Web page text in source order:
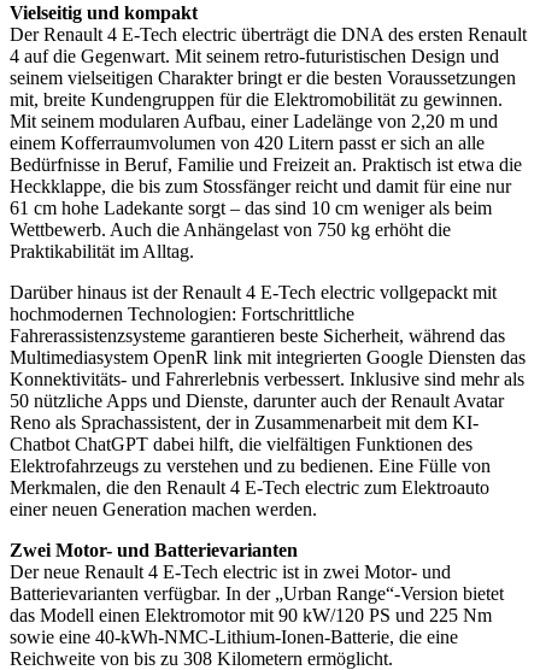
Vielseitig und kompakt
Der Renault 4 E-Tech electric überträgt die DNA des ersten Renault
4 auf die Gegenwart. Mit seinem retro-futuristischen Design und
seinem vielseitigen Charakter bringt er die besten Voraussetzungen
mit, breite Kundengruppen für die Elektromobilität zu gewinnen.
Mit seinem modularen Aufbau, einer Ladelänge von 2,20 m und
einem Kofferraumvolumen von 420 Litern passt er sich an alle
Bedürfnisse in Beruf, Familie und Freizeit an. Praktisch ist etwa die
Heckklappe, die bis zum Stossfänger reicht und damit für eine nur
61 cm hohe Ladekante sorgt – das sind 10 cm weniger als beim
Wettbewerb. Auch die Anhängelast von 750 kg erhöht die
Praktikabilität im Alltag.
Darüber hinaus ist der Renault 4 E-Tech electric vollgepackt mit
hochmodernen Technologien: Fortschrittliche
Fahrerassistenzsysteme garantieren beste Sicherheit, während das
Multimediasystem OpenR link mit integrierten Google Diensten das
Konnektivitäts- und Fahrerlebnis verbessert. Inklusive sind mehr als
50 nützliche Apps und Dienste, darunter auch der Renault Avatar
Reno als Sprachassistent, der in Zusammenarbeit mit dem KI-
Chatbot ChatGPT dabei hilft, die vielfältigen Funktionen des
Elektrofahrzeugs zu verstehen und zu bedienen. Eine Fülle von
Merkmalen, die den Renault 4 E-Tech electric zum Elektroauto
einer neuen Generation machen werden.
Zwei Motor- und Batterievarianten
Der neue Renault 4 E-Tech electric ist in zwei Motor- und
Batterievarianten verfügbar. In der „Urban Range“-Version bietet
das Modell einen Elektromotor mit 90 kW/120 PS und 225 Nm
sowie eine 40-kWh-NMC-Lithium-Ionen-Batterie, die eine
Reichweite von bis zu 308 Kilometern ermöglicht.